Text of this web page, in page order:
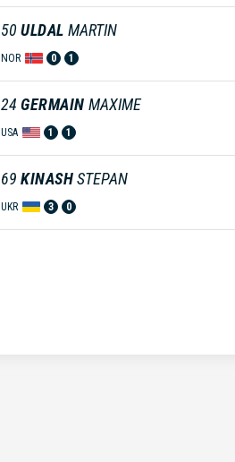
50 ULDAL MARTIN
NOR 0 1
24 GERMAIN MAXIME
USA 1 1
69 KINASHSTEPAN
UKR 3 0